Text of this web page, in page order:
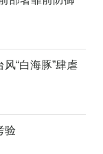
“白海豚”肆虐
验